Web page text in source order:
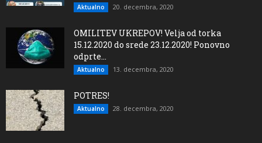
Aktualno 20. decembra, 2020
OMILITEV UKREPOV! Velja od torka
15.12.2020 do srede 23.12.2020! Ponovno
odprte...
Aktualno 13. decembra, 2020
POTRES!
Aktualno 28. decembra, 2020